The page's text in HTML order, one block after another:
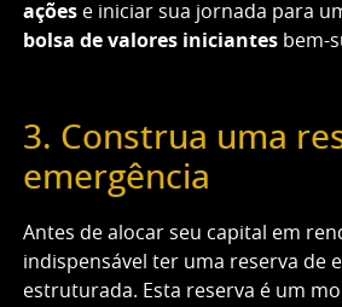
ações e iniciar sua jornada para
bolsa de valores iniciantes bem-
3. Construa uma
emergência
Antes de alocar seu capital em
indispensável ter uma reserva de
estruturada. Esta reserva é um